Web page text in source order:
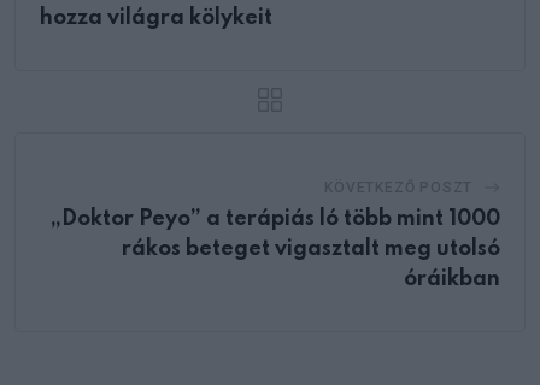
hozza világra kölykeit
„Doktor Peyo” a terápiás ló több mint 1000
rákos beteget vigasztalt meg utolsó
óráikban